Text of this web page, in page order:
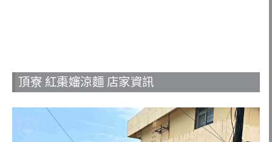
頂寮 紅棗嬸涼麵 店家資訊